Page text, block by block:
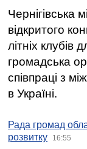
Чернігівська
відкритого
літніх клубів
громадська
співпраці з
в Україні.
Рада громад
розвитку
16:55